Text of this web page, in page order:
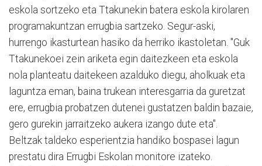
eskola sortzeko eta Ttakunekin batera eskola kirolaren
programakuntzan errugbia sartzeko. Segur-aski,
hurrengo ikasturtean hasiko da herriko ikastoletan. "Guk
Ttakunekoei zein ariketa egin daitezkeen eta eskola
nola planteatu daitekeen azalduko diegu, aholkuak eta
laguntza eman, baina trukean interesgarria da guretzat
ere, errugbia probatzen dutenei gustatzen baldin bazaie,
gero gurekin jarraitzeko aukera izango dute eta".
Beltzak taldeko esperientzia handiko bospasei lagun
prestatu dira Errugbi Eskolan monitore izateko.